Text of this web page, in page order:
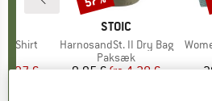
T-Shirt
pris
€
MÆRKE
STOIC
Artikel
HarnosandSt. II Dry Bag
Produktgruppe
Paksæk
Pris
9,95 € Nedsat pris
fra4,28 €